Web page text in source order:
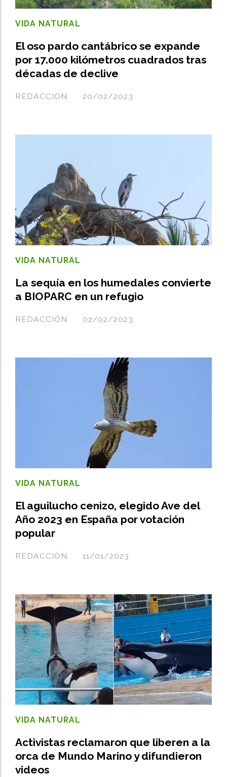
El oso pardo cantábrico se expande
por 17.000 kilómetros cuadrados tras
décadas de declive
REDACCIÓN
VIDA NATURAL
20/02/2023
La sequía en los humedales convierte
a BIOPARC en un refugio
REDACCIÓN
VIDA NATURAL
02/02/2023
El aguilucho cenizo, elegido Ave del
Año 2023 en España por votación
popular
REDACCIÓN
VIDA NATURAL
11/01/2023
Activistas reclamaron que liberen a la
orca de Mundo Marino y difundieron
videos
VIDA NATURAL